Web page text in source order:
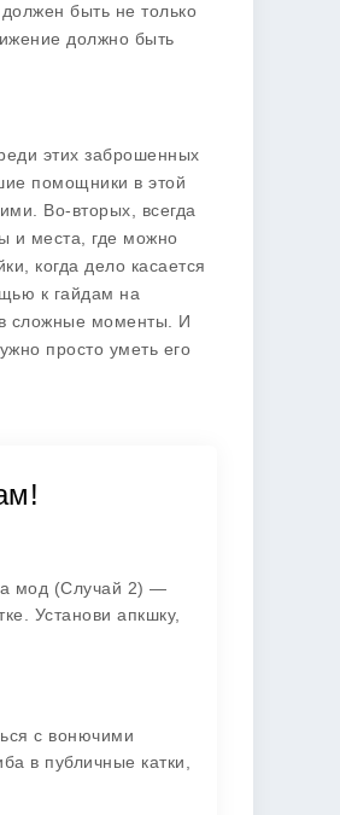
быть не только
должно быть
этих заброшенных
помощники в этой
Во-вторых, всегда
и места, где можно
когда дело касается
к гайдам на
сложные моменты. И
просто уметь его
мод (Случай 2) —
Установи апкшку,
с вонючими
в публичные катки,